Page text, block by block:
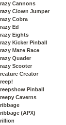
Cannons
Clown Jumper
Cobra
Ed
Eights
Kicker Pinball
Maze Race
Quader
Scooter
Creator
Pinball
Caverns
(APX)